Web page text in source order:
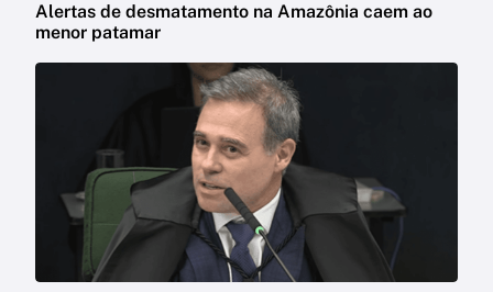
Alertas de desmatamento na Amazônia caem ao
menor patamar